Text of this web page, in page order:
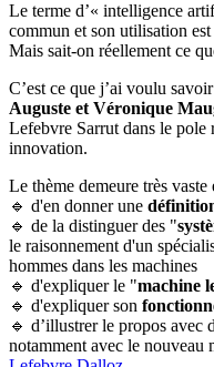
Le terme d’« intelligence
commun et son utilisation
Mais sait-on réellement ce
C’est ce que j’ai voulu
Auguste et Véronique
Lefebvre Sarrut dans le pole
innovation.
Le thème demeure très vaste
🔹 d'en donner une
🔹 de la distinguer des "
le raisonnement d'un
hommes dans les machines
🔹 d'expliquer le "machine
🔹 d'expliquer son
🔹 d’illustrer le propos avec
notamment avec le nouveau